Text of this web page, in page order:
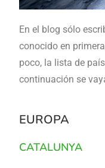
En el blog sólo
conocido en
poco, la lista de
continuación se
EUROPA
CATALUNYA